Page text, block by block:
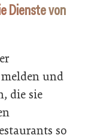
Dienste von
melden und
die sie
so